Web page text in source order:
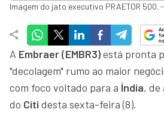
Imagem do jato executivo PRAETOR 500.
A Embraer (EMBR3)está pronta
"decolagem" rumo ao maior
com foco voltado para a Índia, de
do Citi desta sexta-feira (8).